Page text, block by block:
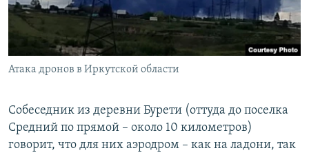
Атака дронов в Иркутской области
Собеседник из деревни Бурети (оттуда до поселка
Средний по прямой – около 10 километров)
говорит, что для них аэродром – как на ладони, так